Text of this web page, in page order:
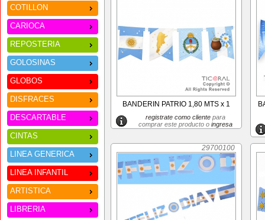
COTILLON
CARIOCA
REPOSTERIA
GOLOSINAS
GLOBOS
DISFRACES
DESCARTABLE
CINTAS
LINEA GENERICA
LINEA INFANTIL
ARTISTICA
LIBRERIA
BANDERIN PATRIO 1,80 MTS x 1
registrate como clientepara
comprar este producto o ingresa
29700100